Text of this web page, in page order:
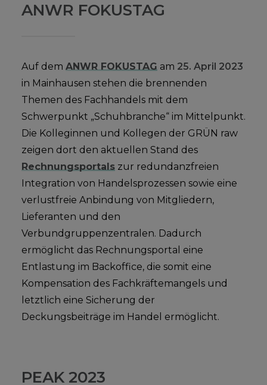
ANWR FOKUSTAG
Auf dem ANWR FOKUSTAG am 25. April 2023
in Mainhausen stehen die brennenden
Themen des Fachhandels mit dem
Schwerpunkt „Schuhbranche“ im Mittelpunkt.
Die Kolleginnen und Kollegen der GRÜN raw
zeigen dort den aktuellen Stand des
Rechnungsportals zur redundanzfreien
Integration von Handelsprozessen sowie eine
verlustfreie Anbindung von Mitgliedern,
Lieferanten und den
Verbundgruppenzentralen. Dadurch
ermöglicht das Rechnungsportal eine
Entlastung im Backoffice, die somit eine
Kompensation des Fachkräftemangels und
letztlich eine Sicherung der
Deckungsbeiträge im Handel ermöglicht.
PEAK 2023